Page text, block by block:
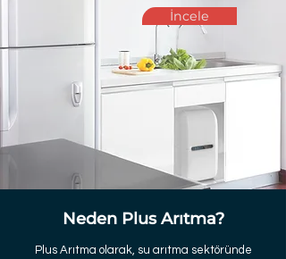
İncele
Neden Plus Arıtma?
Plus Arıtma olarak, su arıtma sektöründe